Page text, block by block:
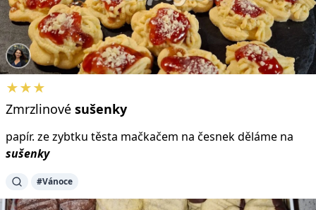
★★★
Zmrzlinové sušenky
papír. ze zybtku těsta mačkačem na česnek děláme na
sušenky
#Vánoce